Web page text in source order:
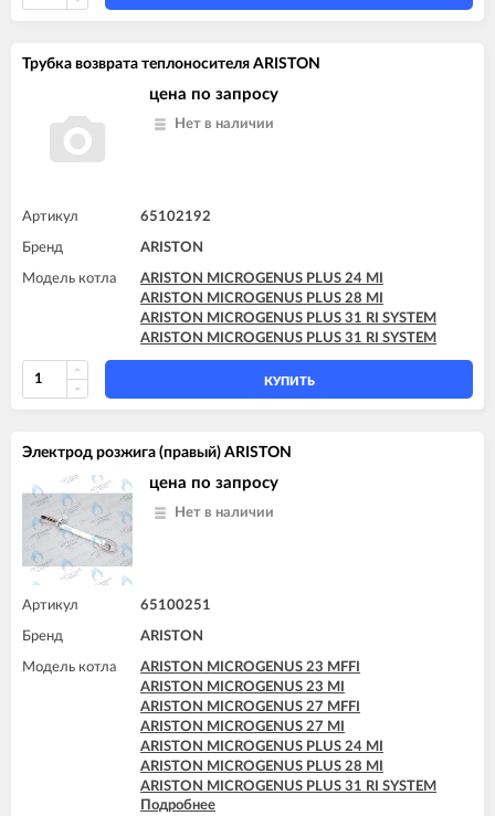
Трубка возврата теплоносителя ARISTON
цена по запросу
Нет в наличии
Артикул 65102192
Бренд ARISTON
Модель котла
ARISTON MICROGENUS PLUS 24 MI
ARISTON MICROGENUS PLUS 28 MI
ARISTON MICROGENUS PLUS 31 RI SYSTEM
ARISTON MICROGENUS PLUS 31 RI SYSTEM
КУПИТЬ
Электрод розжига (правый) ARISTON
цена по запросу
Нет в наличии
Артикул 65100251
Бренд ARISTON
Модель котла
ARISTON MICROGENUS 23 MFFI
ARISTON MICROGENUS 23 MI
ARISTON MICROGENUS 27 MFFI
ARISTON MICROGENUS 27 MI
ARISTON MICROGENUS PLUS 24 MI
ARISTON MICROGENUS PLUS 28 MI
ARISTON MICROGENUS PLUS 31 RI SYSTEM
ARISTON MICROGENUS PLUS 31 RI SYSTEM
Подробнее